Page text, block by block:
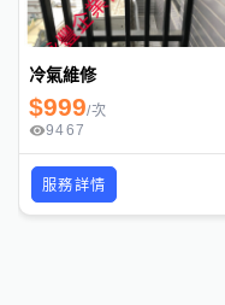
2：掛洗A式：機殼配件
清洗度90趴  耗時約2～3
費用2000元～3000元
3：掛洗B式：洗法與A式
乾淨度80～85趴 專門解
時間約1個小時左右
冷氣維修
$999/次
9467
服務詳情